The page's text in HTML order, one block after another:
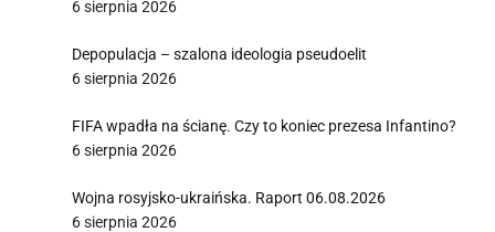
6 sierpnia 2026
Depopulacja – szalona ideologia pseudoelit
6 sierpnia 2026
FIFA wpadła na ścianę. Czy to koniec prezesa Infantino?
6 sierpnia 2026
Wojna rosyjsko-ukraińska. Raport 06.08.2026
6 sierpnia 2026